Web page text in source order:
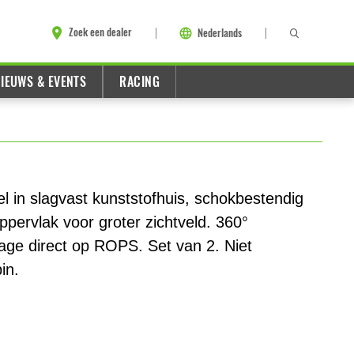
Zoek een dealer Nederlands
& EVENTS RACING
in slagvast kunststofhuis, schokbestendig
voor groter zichtveld. 360°
direct op ROPS. Set van 2. Niet